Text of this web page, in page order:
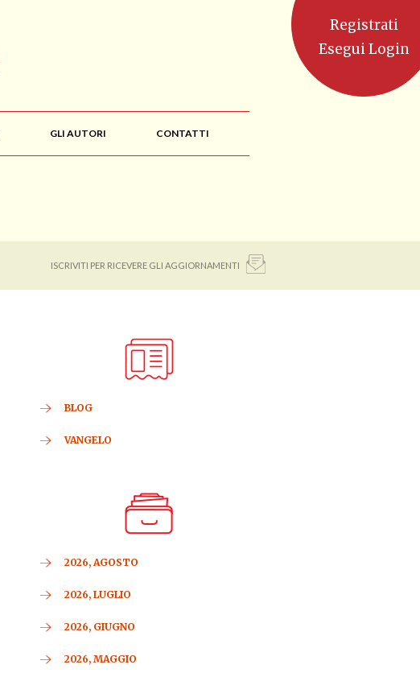
GLI AUTORI CONTATTI
ISCRIVITI PER RICEVERE GLI AGGIORNAMENTI
BLOG
VANGELO
2026, AGOSTO
2026, LUGLIO
2026, GIUGNO
2026, MAGGIO
Registrati
Esegui Login